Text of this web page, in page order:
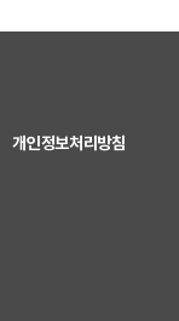
개인정보처리방침